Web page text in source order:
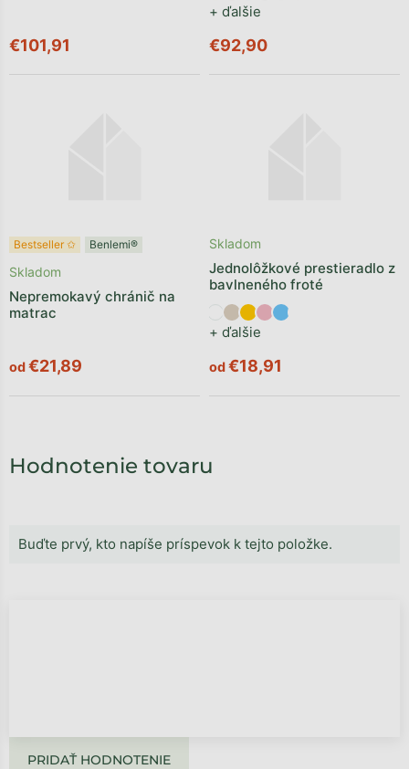
Hodnotenie tovaru
Buďte prvý, kto napíše príspevok k tejto položke.
PRIDAŤ HODNOTENIE
€101,91
+ ďalšie
€92,90
Bestseller ✩ Benlemi®
Nepremokavý chránič na
matrac
Skladom
od€21,89
Jednolôžkové prestieradlo z
bavlneného froté
+ ďalšie
Skladom
od€18,91